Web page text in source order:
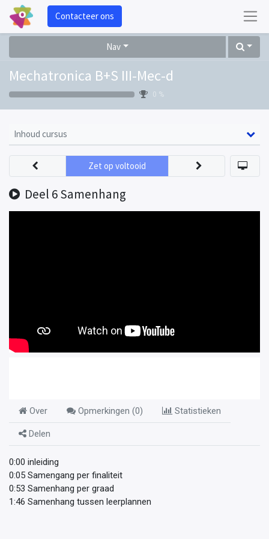
Contacteer ons
Nav
Mechatronica B+S III-Mec-d
0 %
Inhoud cursus
Deel 6 Samenhang
Zet op voltooid
Over Opmerkingen (0) Statistieken
Delen
0:00 inleiding
0:05 Samengang per finaliteit
0:53 Samenhang per graad
1:46 Samenhang tussen leerplannen